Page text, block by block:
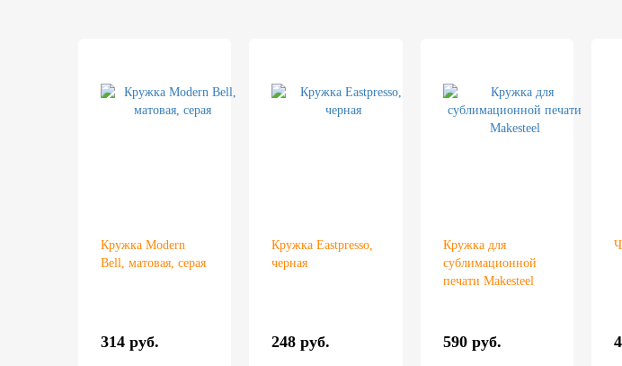
Кружка Modern
Bell, матовая, серая
314 руб.
Кружка Eastpresso,
черная
248 руб.
Кружка для
сублимационной
печати Makesteel
590 руб.